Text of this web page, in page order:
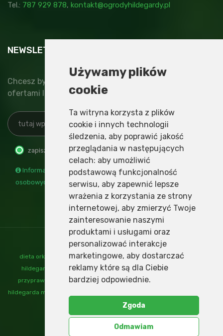
Używamy plików
cookie
Ta witryna korzysta z plików
cookie i innych technologii
śledzenia, aby poprawić jakość
przeglądania w następujących
celach: aby umożliwić
podstawową funkcjonalność
serwisu, aby zapewnić lepsze
wrażenia z korzystania ze strony
internetowej, aby zmierzyć Twoje
zainteresowanie naszymi
produktami i usługami oraz
personalizować interakcje
marketingowe, aby dostarczać
reklamy które są dla Ciebie
bardziej odpowiednie.
Zgoda
Odmawiam
Tel.: 787 929 878, kontakt@ogrodyhildegardy.pl
NEWSLETTER
Chcesz być na bieżąco z nowinkami, specjalnymi
ofertami lub najnowszymi wydarzeniami?
zapisz wypisz
Informacja o administratorze i przetwarzaniu danych
osobowych
dieta orkiszowa mąka orkiszowa,nalewki św hildegardy,ogrody
hildegardy
orkisz,produkty orkiszowe ,przepisy św hildegardy
przyprawy św hildegardy ,św hildegarda, św hildegarda dieta
hildegarda mąka
hildegardy
Polityka prywatności
Kontakt